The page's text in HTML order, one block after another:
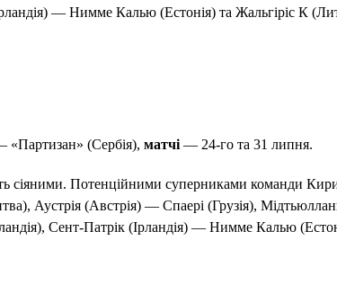
— Нимме Калью (Естонія) та Жальгіріс К
«Партизан» (Сербія), матчі — 24-го та 31 липня.
сіяними. Потенційними суперниками команди
Аустрія (Австрія) — Спаері (Грузія),
Сент-Патрік (Ірландія) — Нимме Калью